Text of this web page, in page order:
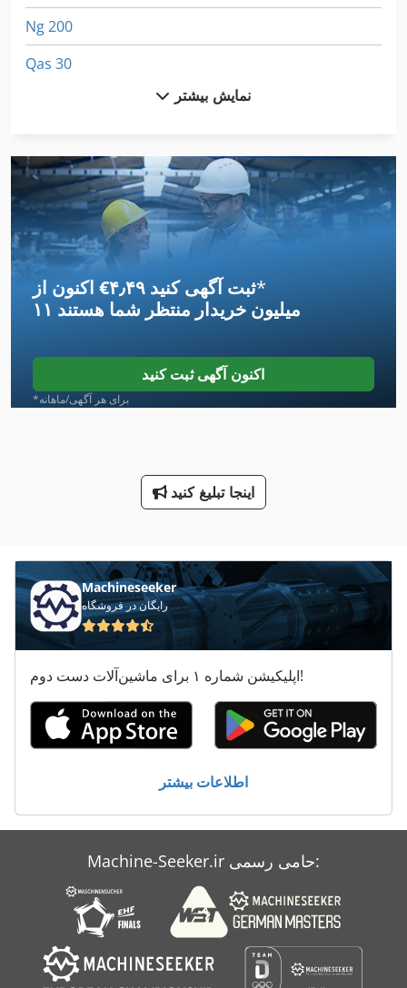
Ng 200
Qas 30
تخلیه کننده بدن
تخلیه کننده جعبه
جدا کننده آب
جدا کننده موشکهای
جدول 8 Mm قیچی
جعبه های خنک کننده
خنک کننده
دستگاه خنک کننده آب
دستگاه زمین خسته کننده
سه چاقو صاف کننده
صاف کننده
هماهنگ کردن دستگاه های خسته کننده
نمایش بیشتر
اکنون از ‎€۴٫۴۹ ثبت آگهی کنید*
۱۱ میلیون خریدار منتظر شما هستند
اکنون آگهی ثبت کنید
*برای هر آگهی/ماهانه
اینجا تبلیغ کنید
Machineseeker
رایگان در فروشگاه
اپلیکیشن شماره ۱ برای ماشین‌آلات دست دوم!
اطلاعات بیشتر
Machine-Seeker.ir حامی رسمی: